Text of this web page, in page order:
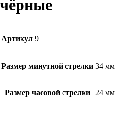
чёрные
Артикул 9
Размер минутной стрелки 34 мм
Размер часовой стрелки 24 мм